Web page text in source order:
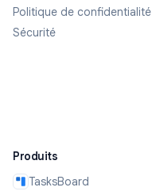
Politique de confidentialité
Sécurité
Produits
TasksBoard